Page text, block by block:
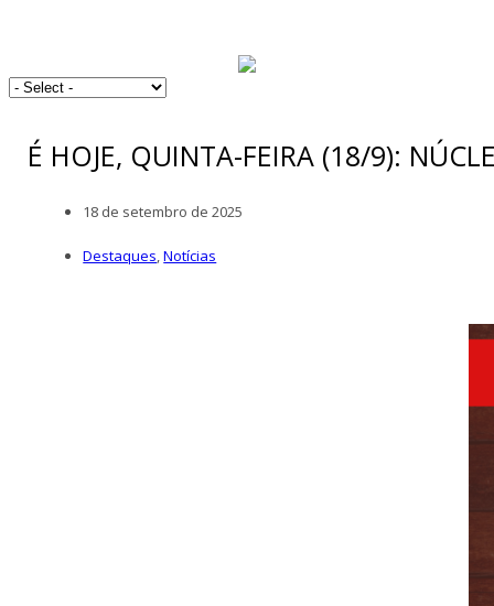
É HOJE, QUINTA-FEIRA (18/9):
18 de setembro de 2025
Destaques,Notícias